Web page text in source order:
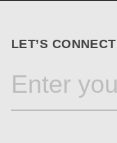
LET’S CONNECT